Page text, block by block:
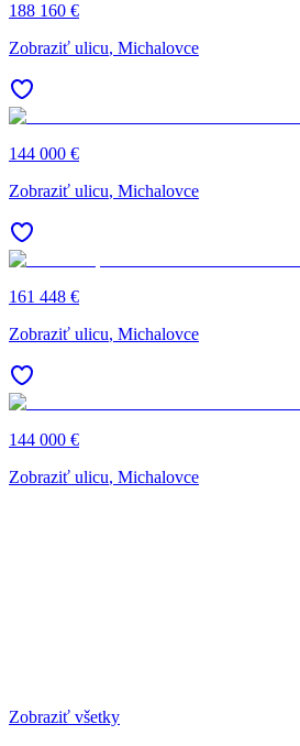
188 160 €
Zobraziť ulicu, Michalovce
144 000 €
Zobraziť ulicu, Michalovce
161 448 €
Zobraziť ulicu, Michalovce
144 000 €
Zobraziť ulicu, Michalovce
Zobraziť všetky